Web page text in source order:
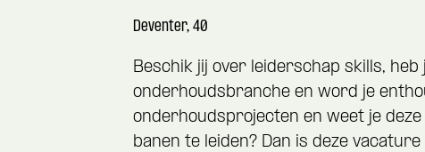
Deventer, 40
Beschik jij over leiderschap skills,
onderhoudsbranche en word je
onderhoudsprojecten en weet je
banen te leiden? Dan is deze